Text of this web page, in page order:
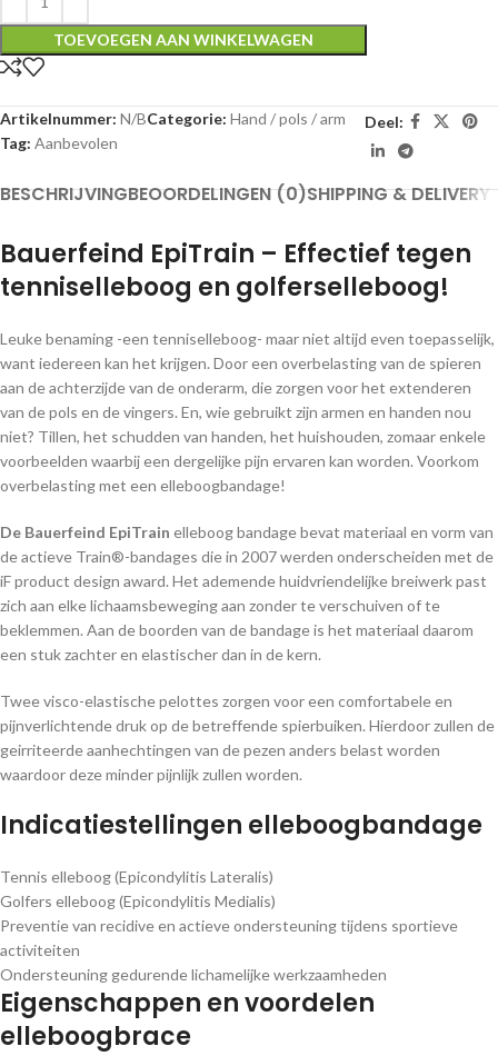
TOEVOEGEN AAN WINKELWAGEN
Artikelnummer: N/BCategorie: Hand / pols / arm
Tag: Aanbevolen
Deel:
BESCHRIJVINGBEOORDELINGEN (0)SHIPPING & DELIVERY
Bauerfeind EpiTrain – Effectief tegen
tenniselleboog en golferselleboog!
Leuke benaming -een tenniselleboog- maar niet altijd even toepasselijk,
want iedereen kan het krijgen. Door een overbelasting van de spieren
aan de achterzijde van de onderarm, die zorgen voor het extenderen
van de pols en de vingers. En, wie gebruikt zijn armen en handen nou
niet? Tillen, het schudden van handen, het huishouden, zomaar enkele
voorbeelden waarbij een dergelijke pijn ervaren kan worden. Voorkom
overbelasting met een elleboogbandage!
De Bauerfeind EpiTrain elleboog bandage bevat materiaal en vorm van
de actieve Train®-bandages die in 2007 werden onderscheiden met de
iF product design award. Het ademende huidvriendelijke breiwerk past
zich aan elke lichaamsbeweging aan zonder te verschuiven of te
beklemmen. Aan de boorden van de bandage is het materiaal daarom
een stuk zachter en elastischer dan in de kern.
Twee visco-elastische pelottes zorgen voor een comfortabele en
pijnverlichtende druk op de betreffende spierbuiken. Hierdoor zullen de
geirriteerde aanhechtingen van de pezen anders belast worden
waardoor deze minder pijnlijk zullen worden.
Indicatiestellingen elleboogbandage
Tennis elleboog (Epicondylitis Lateralis)
Golfers elleboog (Epicondylitis Medialis)
Preventie van recidive en actieve ondersteuning tijdens spor­tieve
activiteiten
Ondersteuning gedurende lichamelijke werkzaamheden
Eigenschappen en voordelen
elleboogbrace